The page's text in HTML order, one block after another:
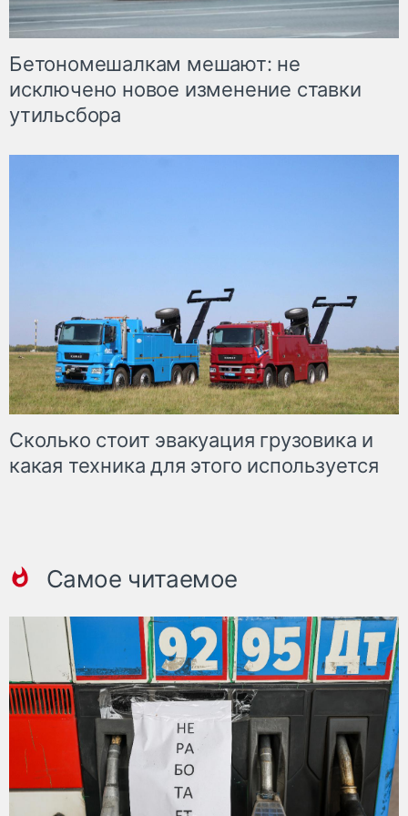
Бетономешалкам мешают: не
исключено новое изменение ставки
утильсбора
Сколько стоит эвакуация грузовика и
какая техника для этого используется
Самое читаемое